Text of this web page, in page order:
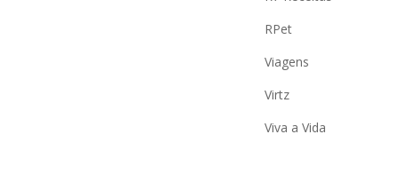
RPet
Viagens
Virtz
Viva a Vida